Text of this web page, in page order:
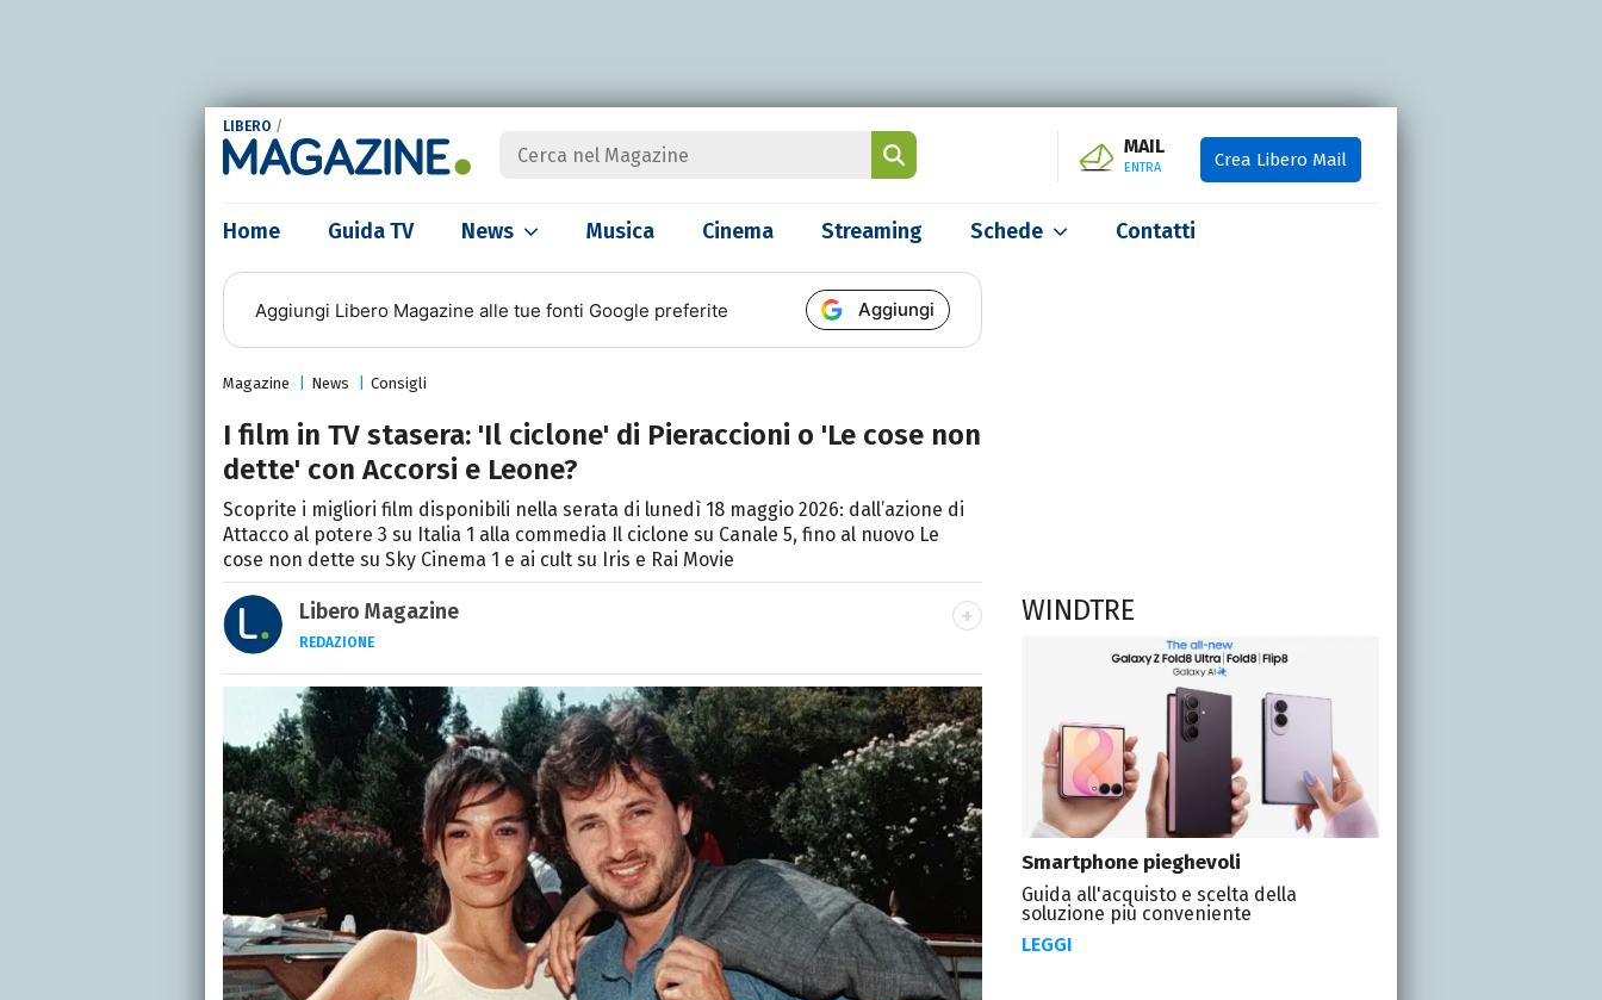
LIBERO /
MAIL
ENTRA Crea Libero Mail
Home Guida TV News Musica Cinema Streaming Schede Contatti
Aggiungi Libero Magazine alle tue fonti Google preferite Aggiungi
Magazine News Consigli
I film in TV stasera: 'Il ciclone' di Pieraccioni o 'Le cose non
dette' con Accorsi e Leone?
Scoprite i migliori film disponibili nella serata di lunedì 18 maggio 2026: dall’azione di
Attacco al potere 3 su Italia 1 alla commedia Il ciclone su Canale 5, fino al nuovo Le
cose non dette su Sky Cinema 1 e ai cult su Iris e Rai Movie
Libero Magazine
REDAZIONE
E-MAIL
INSTAGRAM FACEBOOK
Libero Magazine è il canale del portale Libero.it dedicato al mondo
della televisione, dello spettacolo e del gossip.
WINDTRE
Smartphone pieghevoli
Guida all'acquisto e scelta della
soluzione più conveniente
LEGGI